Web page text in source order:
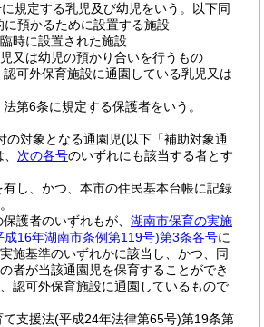
規定する乳児及び幼児をいう。以下同
に預かるために設置する施設
時に設置された施設
又は幼児の預かり合いを行うもの
可外保育施設に通園している乳児又は
第6条に規定する保護者をいう。
の対象となる通園児(以下「補助対象通
次の各号のいずれにも該当する者とす
し、かつ、本市の住民基本台帳に記録
護者のいずれもが、 湖南市保育の実施
成16年湖南市条例第119号)第3条各号に
施基準のいずれかに該当し、かつ、同
者が当該通園児を保育することができ
認可外保育施設に通園しているもので
て支援法(平成24年法律第65号)第19条第